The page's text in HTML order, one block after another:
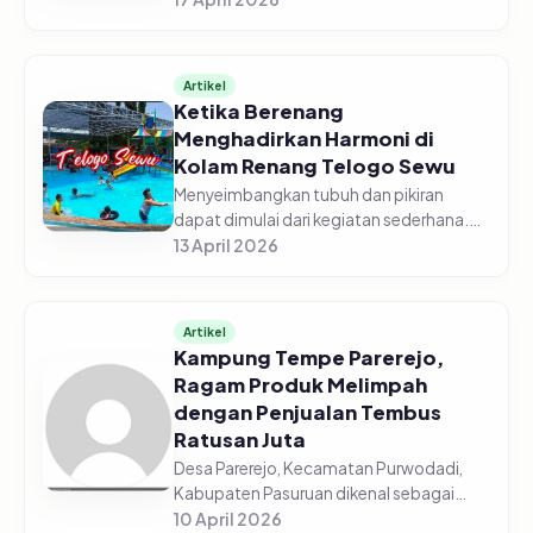
Artikel
Ketika Berenang
Menghadirkan Harmoni di
Kolam Renang Telogo Sewu
Menyeimbangkan tubuh dan pikiran
dapat dimulai dari kegiatan sederhana.
Menyambangi Kolam Renang Telogo
i...
13 April 2026
Artikel
Kampung Tempe Parerejo,
Ragam Produk Melimpah
dengan Penjualan Tembus
Ratusan Juta
Desa Parerejo, Kecamatan Purwodadi,
Kabupaten Pasuruan dikenal sebagai
salah satu sentra produksi tempe yang
10 April 2026